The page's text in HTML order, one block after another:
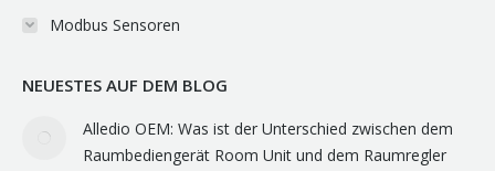
Modbus Sensoren
NEUESTES AUF DEM BLOG
Alledio OEM: Was ist der Unterschied zwischen dem
Raumbediengerät Room Unit und dem Raumregler